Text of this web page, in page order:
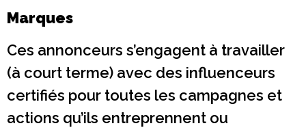
Marques
Ces annonceurs s’engagent à travailler
(à court terme) avec des influenceurs
certifiés pour toutes les campagnes et
actions qu’ils entreprennent ou